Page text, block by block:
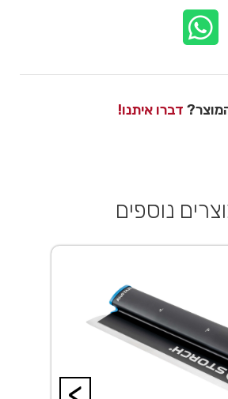
דברו איתנו!
נוספים